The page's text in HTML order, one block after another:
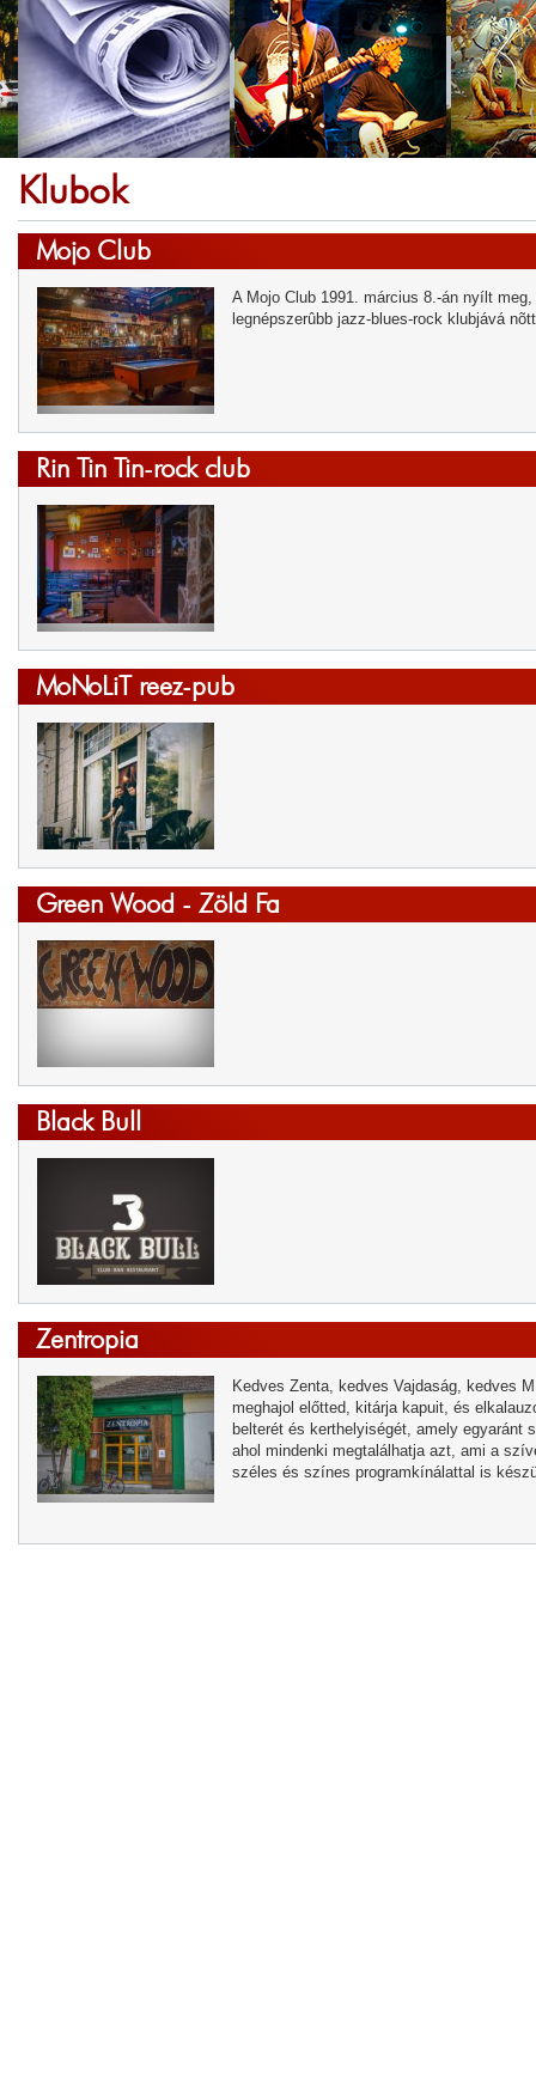
Klubok
Mojo Club
A Mojo Club 1991. március 8.-án nyílt
legnépszerûbb jazz-blues-rock klubjává
Rin Tin Tin-rock club
MoNoLiT reez-pub
Green Wood - Zöld Fa
Black Bull
Zentropia
Kedves Zenta, kedves Vajdaság, kedves
meghajol előtted, kitárja kapuit, és
belterét és kerthelyiségét, amely egyaránt
ahol mindenki megtalálhatja azt, ami a
széles és színes programkínálattal is